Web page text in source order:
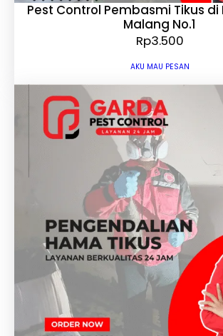
Pest Control Pembasmi Tikus
Malang No.1
Rp3.500
AKU MAU PESAN